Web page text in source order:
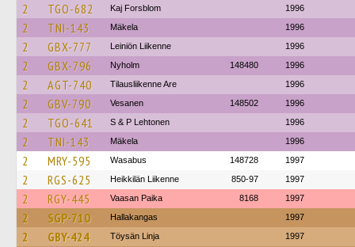
2 TGO-682 Kaj Forsblom 1996
2 TNI-143 Mäkela 1996
2 GBX-777 Leiniön Liikenne 1996
2 GBX-796 Nyholm 148480 1996
2 AGT-740 Tilausliikenne Are 1996
2 GBV-790 Vesanen 148502 1996
2 TGO-641 S & P Lehtonen 1996
2 TNI-143 Mäkela 1996
2 MRY-595 Wasabus 148728 1997
2 RGS-625 Heikkilän Liikenne 850-97 1997
2 RGY-445 Vaasan Paika 8168 1997
2 SGP-710 Hallakangas 1997
2 GBY-424 Töysän Linja 1997